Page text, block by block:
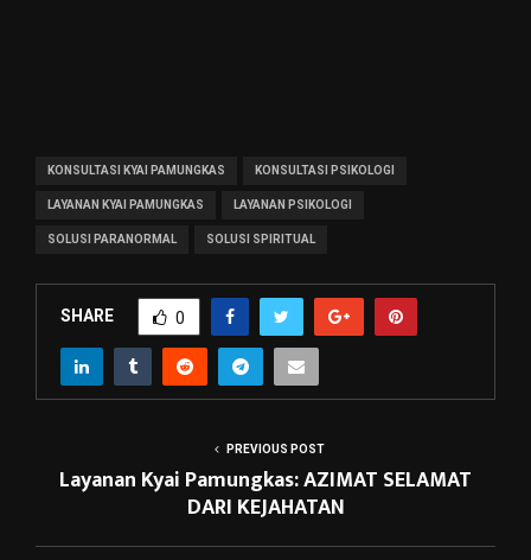
KONSULTASI KYAI PAMUNGKAS KONSULTASI PSIKOLOGI
LAYANAN KYAI PAMUNGKAS LAYANAN PSIKOLOGI
SOLUSI PARANORMAL SOLUSI SPIRITUAL
SHARE 0
PREVIOUS POST
Layanan Kyai Pamungkas: AZIMAT SELAMAT
DARI KEJAHATAN